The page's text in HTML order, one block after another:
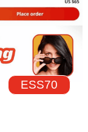
ESS70